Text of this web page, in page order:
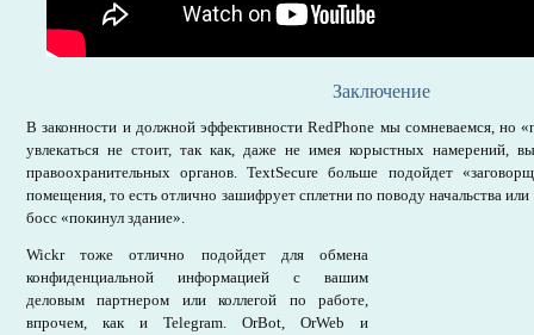
Заключение
В законности и должной эффективности RedPhone мы сомневаемся, но
увлекаться не стоит, так как, даже не имея корыстных намерений,
правоохранительных органов. TextSecure больше подойдет
помещения, то есть отлично зашифрует сплетни по поводу начальства
босс «покинул здание».
Wickr тоже отлично подойдет для обмена
конфиденциальной информацией с вашим
деловым партнером или коллегой по работе,
впрочем, как и Telegram. OrBot, OrWeb и